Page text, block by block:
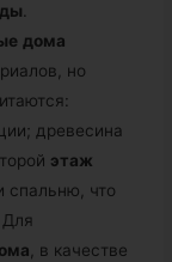
.
дома
но
древесина
этаж
спальню, что
, в качестве